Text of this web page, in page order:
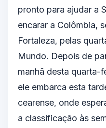
pronto para ajudar a
encarar a Colômbia,
Fortaleza, pelas
Mundo. Depois de
manhã desta quarta-
ele embarca esta
cearense, onde
a classificação às